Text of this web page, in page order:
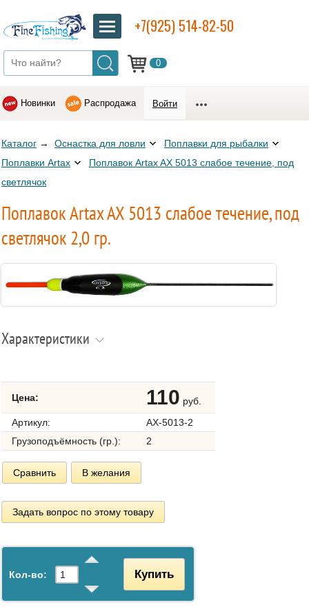
0
+7(925) 514-82-50
Новинки Распродажа Войти
Каталог → Оснастка для ловли
Поплавки для рыбалки
Поплавки Artax
Поплавок Artax AX 5013 cлабое течение, под
светлячок
Поплавок Artax AX 5013 cлабое течение, под
светлячок 2,0 гр.
Характеристики
Цена: 110 руб.
Артикул:
AX-5013-2
Грузоподъёмность (гр.):
2
Сравнить В желания
Задать вопрос по этому товару
Кол-во: Купить